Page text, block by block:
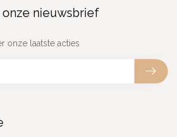
nieuwsbrief
onze laatste acties